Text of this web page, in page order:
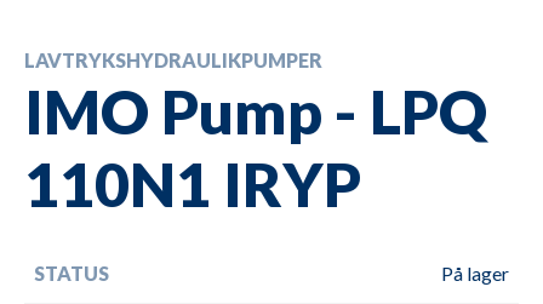
LAVTRYKSHYDRAULIKPUMPER
IMO Pump - LPQ
110N1 IRYP
STATUS På lager